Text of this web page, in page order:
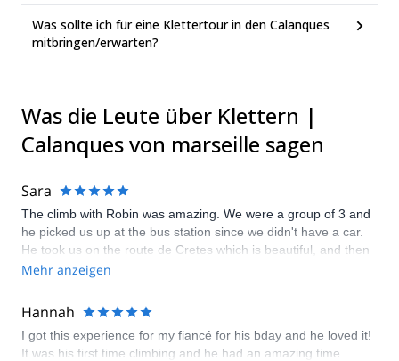
Was sollte ich für eine Klettertour in den Calanques
mitbringen/erwarten?
Was die Leute über Klettern |
Calanques von marseille sagen
Sara
The climb with Robin was amazing. We were a group of 3 and
he picked us up at the bus station since we didn't have a car.
He took us on the route de Cretes which is beautiful, and then
climbed les Calanques. The day was perfect and the view was
Cassis since we luckily had the time to visit it. I would definitely
recommend the guide, who watched over us and is friendly,
and the route which was so beautiful!
Mehr anzeigen
Hannah
I got this experience for my fiancé for his bday and he loved it!
It was his first time climbing and he had an amazing time.